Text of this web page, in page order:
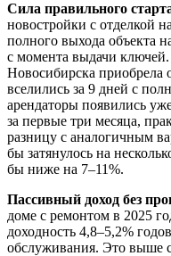
Сила правильного
новостройки с отделкой
полного выхода объекта
с момента выдачи
Новосибирска приобрела
вселились за 9 дней с
арендаторы появились
за первые три месяца,
разницу с аналогичным
бы затянулось на
бы ниже на 7–11%.
Пассивный доход без
доме с ремонтом в 2025
доходность 4,8–5,2%
обслуживания. Это выше